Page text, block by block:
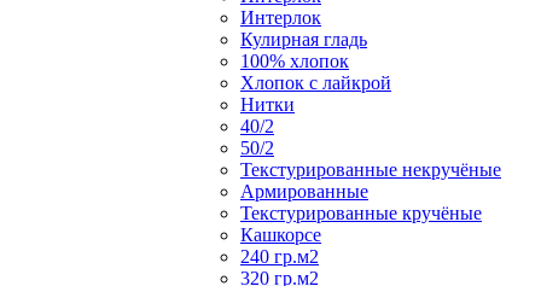
Интерлок
Кулирная гладь
100% хлопок
Хлопок с лайкрой
Нитки
40/2
50/2
Текстурированные некручёные
Армированные
Текстурированные кручёные
Кашкорсе
240 гр.м2
320 гр.м2